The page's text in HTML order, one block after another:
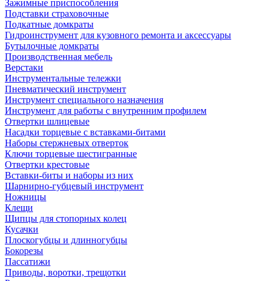
Зажимные приспособления
Подставки страховочные
Подкатные домкраты
Гидроинструмент для кузовного ремонта и аксессуары
Бутылочные домкраты
Производственная мебель
Верстаки
Инструментальные тележки
Пневматический инструмент
Инструмент специального назначения
Инструмент для работы с внутренним профилем
Отвертки шлицевые
Насадки торцевые с вставками-битами
Наборы стержневых отверток
Ключи торцевые шестигранные
Отвертки крестовые
Вставки-биты и наборы из них
Шарнирно-губцевый инструмент
Ножницы
Клещи
Щипцы для стопорных колец
Кусачки
Плоскогубцы и длинногубцы
Бокорезы
Пассатижи
Приводы, воротки, трещотки